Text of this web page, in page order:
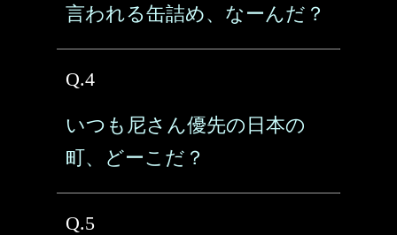
言われる缶詰め、なーんだ？
Q.4
いつも尼さん優先の日本の
町、どーこだ？
Q.5